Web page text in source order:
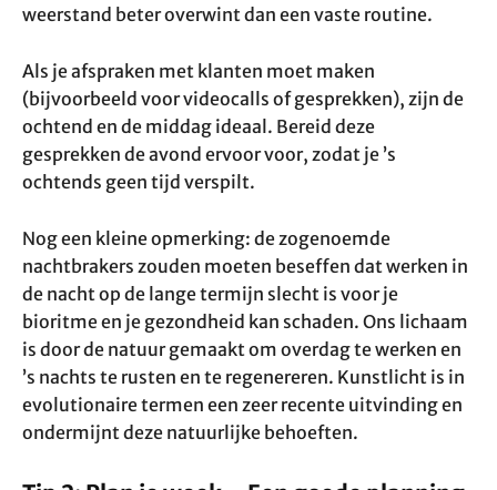
weerstand beter overwint dan een vaste routine.
Als je afspraken met klanten moet maken
(bijvoorbeeld voor videocalls of gesprekken), zijn de
ochtend en de middag ideaal. Bereid deze
gesprekken de avond ervoor voor, zodat je ’s
ochtends geen tijd verspilt.
Nog een kleine opmerking: de zogenoemde
nachtbrakers zouden moeten beseffen dat werken in
de nacht op de lange termijn slecht is voor je
bioritme en je gezondheid kan schaden. Ons lichaam
is door de natuur gemaakt om overdag te werken en
’s nachts te rusten en te regenereren. Kunstlicht is in
evolutionaire termen een zeer recente uitvinding en
ondermijnt deze natuurlijke behoeften.